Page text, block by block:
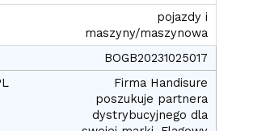
pojazdy i
maszyny/maszynowa
BOGB20231025017
Firma Handisure
poszukuje partnera
dystrybucyjnego dla